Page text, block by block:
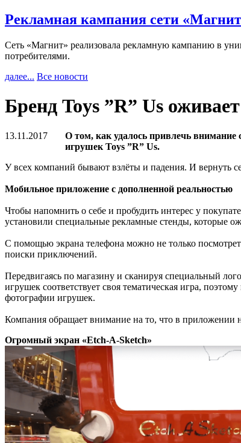
Рекламная кампания сети
Сеть «Магнит» реализовала рекламную кампанию в
потребителями.
далее... Все новости
Бренд Toys ”R” Us
13.11.2017
О том, как удалось привлечь внимание
игрушек Toys ”R” Us.
У всех компаний бывают взлёты и падения. И вернуть
Мобильное приложение с дополненной реальностью
Чтобы напомнить о себе и пробудить интерес у
установили специальные рекламные стенды, которые
С помощью экрана телефона можно не только
поиски приключений.
Передвигаясь по магазину и сканируя специальный
игрушек соответствует своя тематическая игра,
фотографии игрушек.
Компания обращает внимание на то, что в приложении
Огромный экран «Etch-A-Sketch»